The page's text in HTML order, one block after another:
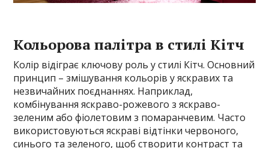
Кольорова палітра в стилі Кітч
Колір відіграє ключову роль у стилі Кітч. Основний
принцип – змішування кольорів у яскравих та
незвичайних поєднаннях. Наприклад,
комбінування яскраво-рожевого з яскраво-
зеленим або фіолетовим з помаранчевим. Часто
використовуються яскраві відтінки червоного,
синього та зеленого, щоб створити контраст та